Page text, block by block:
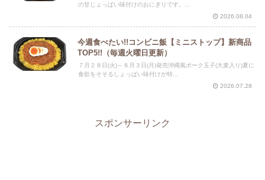
の甘じょっぱい味付けのおにぎりです。...
2026.08.04
今週食べたい!!コンビニ飯【ミニストップ】新商品
TOP5!!（毎週火曜日更新）
７月２８日(火)～８月３日(月)発売沖縄風ポーク玉子(大麦入り)夏に
食欲をそそるしょっぱい味付けが特...
2026.07.28
スポンサーリンク